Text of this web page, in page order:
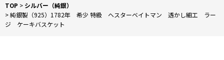
TOP > シルバー（純銀）
>純銀製（925）1782年 希少 特級 ヘスターベイトマン 透かし細工 ラー
ジ ケーキバスケット